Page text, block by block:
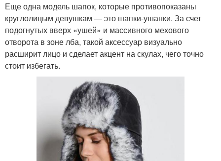
Еще одна модель шапок, которые противопоказаны
круглолицым девушкам — это шапки-ушанки. За счет
подогнутых вверх «ушей» и массивного мехового
отворота в зоне лба, такой аксессуар визуально
расширит лицо и сделает акцент на скулах, чего точно
стоит избегать.